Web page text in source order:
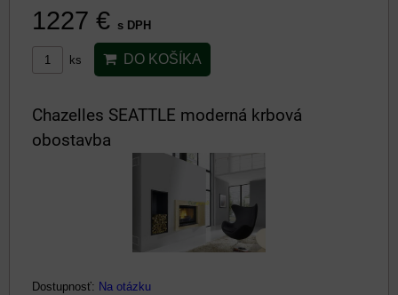
1227 € s DPH
ks DO KOŠÍKA
Chazelles SEATTLE moderná krbová
obostavba
Dostupnosť: Na otázku